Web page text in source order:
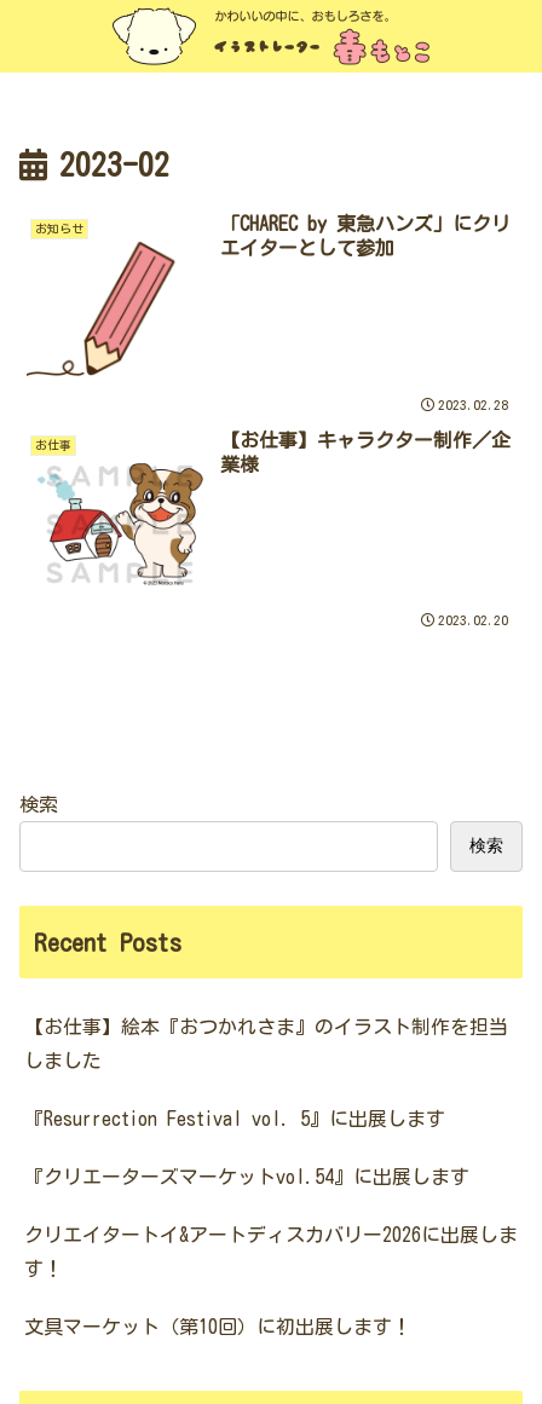
2023-02
お知らせ
「CHAREC by 東急ハンズ」にクリ
エイターとして参加
2023.02.28
お仕事
【お仕事】キャラクター制作／企
業様
2023.02.20
検索
検索
Recent Posts
【お仕事】絵本『おつかれさま』のイラスト制作を担当
しました
『Resurrection Festival vol. 5』に出展します
『クリエーターズマーケットvol.54』に出展します
クリエイタートイ&アートディスカバリー2026に出展しま
す！
文具マーケット（第10回）に初出展します！